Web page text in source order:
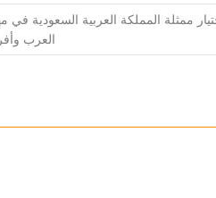
ممثلة المملكة العربية السعودية
العرب